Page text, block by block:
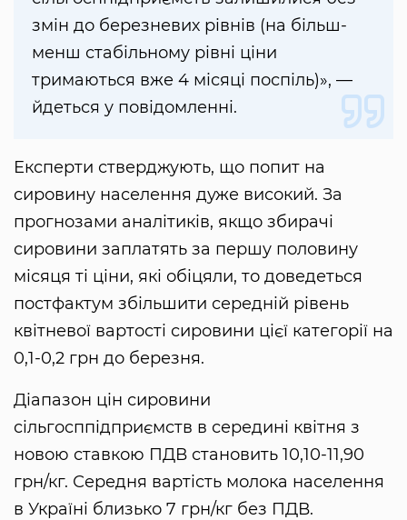
змін до березневих рівнів (на більш-
менш стабільному рівні ціни
тримаються вже 4 місяці поспіль)», —
йдеться у повідомленні.
Експерти стверджують, що попит на
сировину населення дуже високий. За
прогнозами аналітиків, якщо збирачі
сировини заплатять за першу половину
місяця ті ціни, які обіцяли, то доведеться
постфактум збільшити середній рівень
квітневої вартості сировини цієї категорії на
0,1-0,2 грн до березня.
Діапазон цін сировини
сільгосппідприємств в середині квітня з
новою ставкою ПДВ становить 10,10-11,90
грн/кг. Середня вартість молока населення
в Україні близько 7 грн/кг без ПДВ.